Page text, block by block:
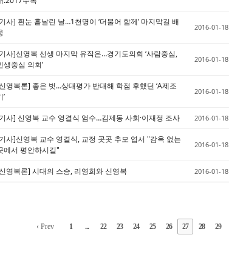
사] 흰눈 흩날린 날…1천명이 ‘더불어 함께’ 마지막길 배
2016-01-18
사]신영복 선생 마지막 유작은…경기도의회 ‘사람중심,
생중심 의회’
2016-01-18
영복론] 좋은 벗…상대평가 반대해 학점 후했던 ‘A제조
’
2016-01-18
사] 신영복 교수 영결식 엄수…김제동 사회·이재정 조사 2016-01-18
사]신영복 교수 영결식, 교정 곳곳 추모 엽서 "감옥 없는
에서 평안하시길"
2016-01-18
영복론] 시대의 스승, 리영희와 신영복 2016-01-18
‹ Prev 1 ... 22 23 24 25 26 27 28 29